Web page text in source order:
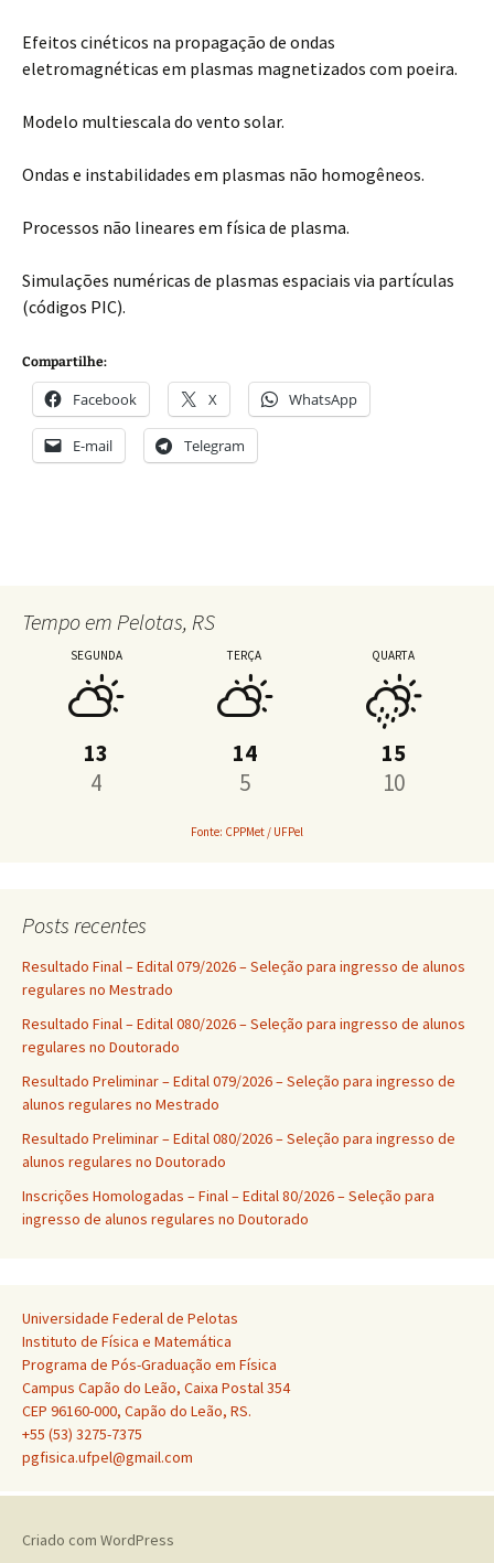
Efeitos cinéticos na propagação de ondas
eletromagnéticas em plasmas magnetizados com poeira.
Modelo multiescala do vento solar.
Ondas e instabilidades em plasmas não homogêneos.
Processos não lineares em física de plasma.
Simulações numéricas de plasmas espaciais via partículas
(códigos PIC).
Compartilhe:
Facebook X WhatsApp
E-mail Telegram
Tempo em Pelotas, RS
SEGUNDA
13
4
TERÇA
14
5
QUARTA
15
10
Fonte: CPPMet / UFPel
Posts recentes
Resultado Final – Edital 079/2026 – Seleção para ingresso de alunos
regulares no Mestrado
Resultado Final – Edital 080/2026 – Seleção para ingresso de alunos
regulares no Doutorado
Resultado Preliminar – Edital 079/2026 – Seleção para ingresso de
alunos regulares no Mestrado
Resultado Preliminar – Edital 080/2026 – Seleção para ingresso de
alunos regulares no Doutorado
Inscrições Homologadas – Final – Edital 80/2026 – Seleção para
ingresso de alunos regulares no Doutorado
Universidade Federal de Pelotas
Instituto de Física e Matemática
Programa de Pós-Graduação em Física
Campus Capão do Leão, Caixa Postal 354
CEP 96160-000, Capão do Leão, RS.
+55 (53) 3275-7375
pgfisica.ufpel@gmail.com
Criado com WordPress